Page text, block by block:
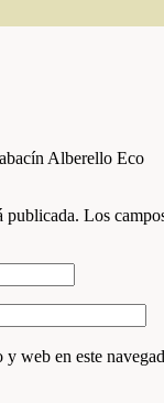
Alberello Eco
publicada. Los
web en este